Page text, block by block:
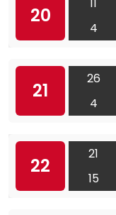
20
4
21
26
4
22
21
15